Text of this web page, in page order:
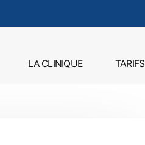
LA CLINIQUE TARIFS